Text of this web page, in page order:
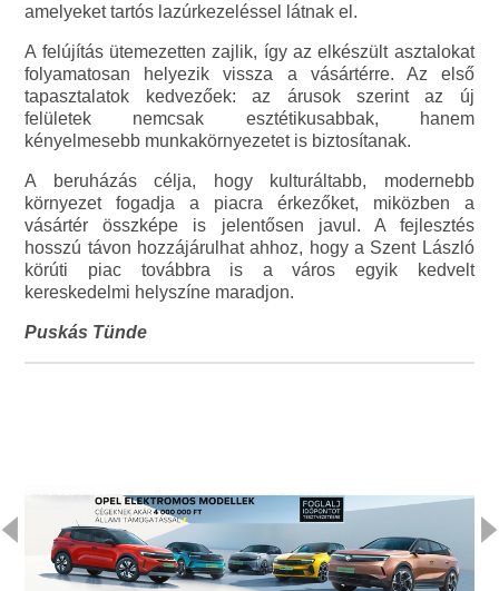
amelyeket tartós lazúrkezeléssel látnak el.
A felújítás ütemezetten zajlik, így az elkészült asztalokat
folyamatosan helyezik vissza a vásártérre. Az első
tapasztalatok kedvezőek: az árusok szerint az új
felületek nemcsak esztétikusabbak, hanem
kényelmesebb munkakörnyezetet is biztosítanak.
A beruházás célja, hogy kulturáltabb, modernebb
környezet fogadja a piacra érkezőket, miközben a
vásártér összképe is jelentősen javul. A fejlesztés
hosszú távon hozzájárulhat ahhoz, hogy a Szent László
körúti piac továbbra is a város egyik kedvelt
kereskedelmi helyszíne maradjon.
Puskás Tünde